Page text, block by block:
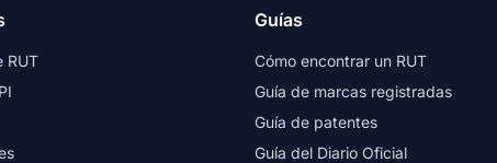
RUT
Guías
Cómo encontrar un RUT
Guía de marcas registradas
Guía de patentes
Guía del Diario Oficial